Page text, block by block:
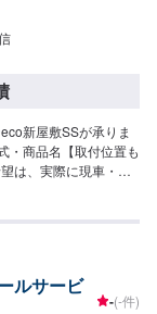
新屋敷SSが承りま
・商品名【取付位置も
は、実際に現車・現
ルサービ
-(-件)